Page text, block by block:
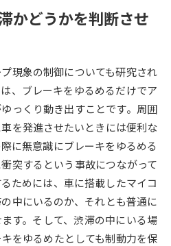
新学年スタート号特集ページ
（高2生用）
調べる
実施プログラムから探す
夢ナビライブ
かどうかを判断させ
現象の制御についても研究され
、ブレーキをゆるめるだけでア
っくり動き出すことです。周囲
を発進させたいときには便利な
に無意識にブレーキをゆるめる
突するという事故につながって
ためには、車に搭載したマイコ
中にいるのか、それとも普通に
す。そして、渋滞の中にいる場
をゆるめたとしても制動力を保